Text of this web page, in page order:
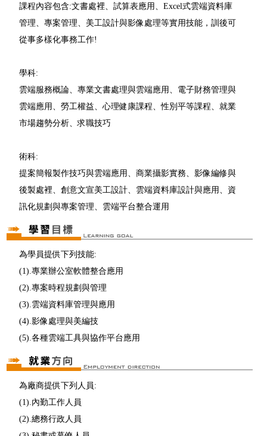
課程內容包含:文書處裡、試算表應用、Excel式雲端資料庫
管理、專案管理、美工設計與影像處理等實用技能，訓後可
從事多樣化事務工作!
學科:
雲端服務概論、專業文書處理與雲端應用、電子財務管理與
雲端應用、勞工權益、心理健康課程、性別平等課程、就業
市場趨勢分析、求職技巧
術科:
提案簡報製作技巧與雲端應用、商業攝影實務、影像編修與
後製處裡、創意文宣美工設計、雲端資料庫設計與應用、資
訊化規劃與專案管理、雲端平台整合運用
為學員提供下列技能:
(1).專業辦公室軟體整合應用
(2).專案時程規劃與管理
(3).雲端資料庫管理與應用
(4).影像處理與美編技
(5).各種雲端工具與協作平台應用
為廠商提供下列人員:
(1).內勤工作人員
(2).總務行政人員